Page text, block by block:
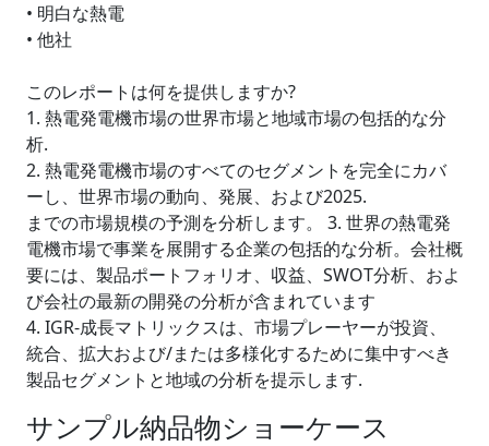
• 明白な熱電
• 他社
このレポートは何を提供しますか?
1. 熱電発電機市場の世界市場と地域市場の包括的な分
析.
2. 熱電発電機市場のすべてのセグメントを完全にカバ
ーし、世界市場の動向、発展、および2025.
までの市場規模の予測を分析します。 3. 世界の熱電発
電機市場で事業を展開する企業の包括的な分析。会社概
要には、製品ポートフォリオ、収益、SWOT分析、およ
び会社の最新の開発の分析が含まれています
4. IGR-成長マトリックスは、市場プレーヤーが投資、
統合、拡大および/または多様化するために集中すべき
製品セグメントと地域の分析を提示します.
サンプル納品物ショーケース